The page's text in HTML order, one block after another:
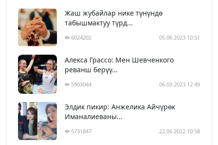
Жаш жубайлар нике түнүндө
табышмактуу түрд...
6024202 05.06.2023 10:51
Алекса Грассо: Мен Шевченкого
реванш берүү...
5903044 06.03.2023 12:49
Элдик пикир: Анжелика Айчүрөк
Иманалиеваны...
5731847 22.06.2022 10:58